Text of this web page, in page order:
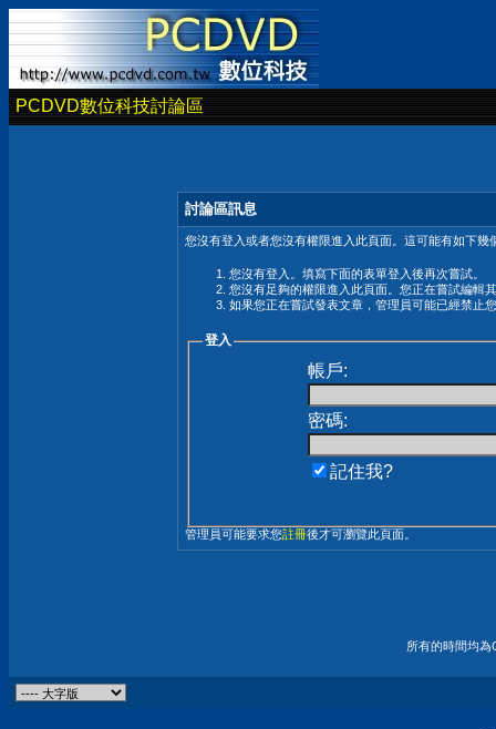
PCDVD數位科技討論區
討論區訊息
您沒有登入或者您沒有權限進入此頁面。這可能有如下幾
您沒有登入。填寫下面的表單登入後再次嘗試。
您沒有足夠的權限進入此頁面。您正在嘗試編輯
如果您正在嘗試發表文章，管理員可能已經禁止
登入
帳戶:
密碼:
記住我?
管理員可能要求您註冊後才可瀏覽此頁面。
所有的時間均為